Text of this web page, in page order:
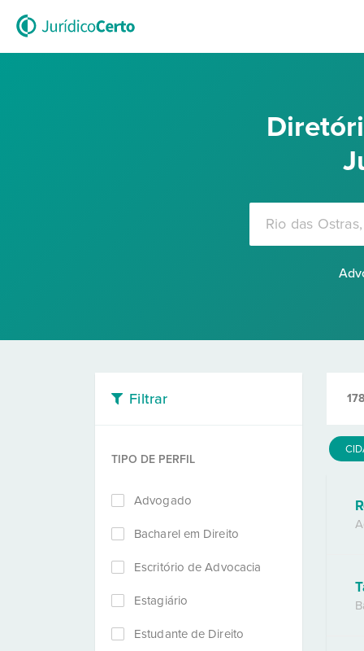
Filtrar
TIPO DE PERFIL
Advogado
Bacharel em Direito
Escritório de Advocacia
Estagiário
Estudante de Direito
178